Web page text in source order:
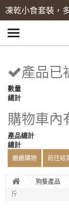
凍乾小食套裝，
產品已
數量
總計
購物車內
產品總計
總計
繼續購物 前往結
狗隻產品
斤